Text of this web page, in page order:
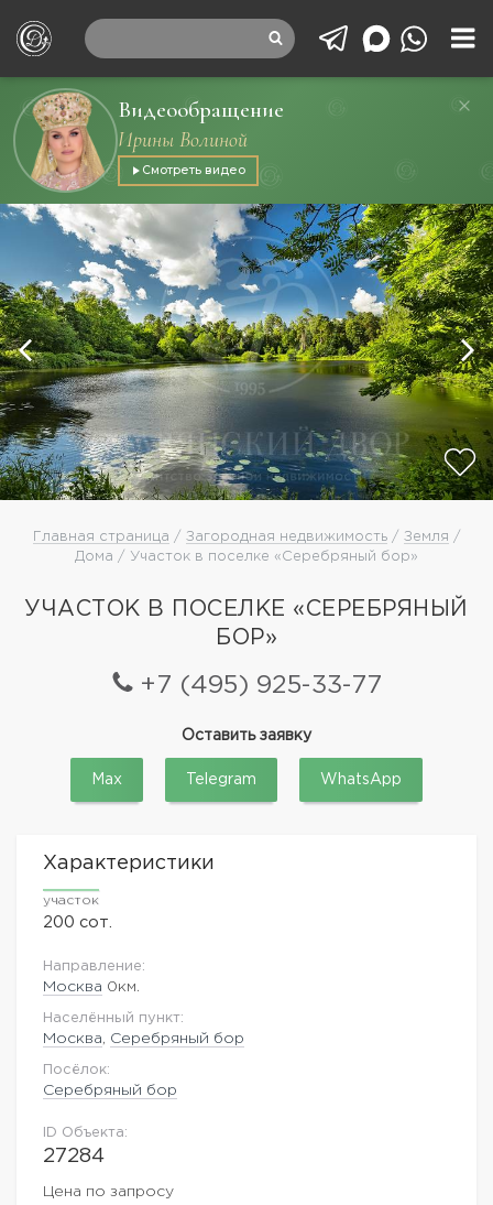
Видеообращение
Ирины Волиной
Смотреть видео
Главная страница / Загородная недвижимость/ Земля /
Дома / Участок в поселке «Серебряный бор»
УЧАСТОК В ПОСЕЛКЕ «СЕРЕБРЯНЫЙ
БОР»
+7 (495) 925-33-77
Оставить заявку
Max Telegram WhatsApp
Характеристики
участок
200 сот.
Направление:
Москва 0км.
Населённый пункт:
Москва Серебряный бор
Посёлок:
Серебряный бор
ID Объекта:
27284
Цена по запросу